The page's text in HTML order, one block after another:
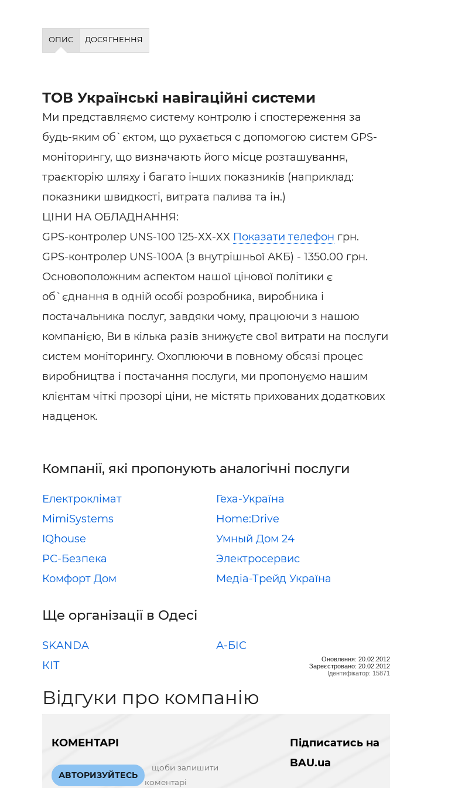
ОПИС ДОСЯГНЕННЯ
ТОВ Українські навігаційні системи
Ми представляємо систему контролю і спостереження за
будь-яким об`єктом, що рухається c допомогою систем GPS-
моніторингу, що визначають його місце розташування,
траєкторію шляху і багато інших показників (наприклад:
показники швидкості, витрата палива та ін.)
ЦІНИ НА ОБЛАДНАННЯ:
GPS-контролер UNS-100 125-XX-XX Показати телефон грн.
GPS-контролер UNS-100А (з внутрішньої АКБ) - 1350.00 грн.
Основоположним аспектом нашої цінової політики є
об`єднання в одній особі розробника, виробника і
постачальника послуг, завдяки чому, працюючи з нашою
компанією, Ви в кілька разів знижуєте свої витрати на послуги
систем моніторингу. Охоплюючи в повному обсязі процес
виробництва і постачання послуги, ми пропонуємо нашим
клієнтам чіткі прозорі ціни, не містять прихованих додаткових
надценок.
Компанії, які пропонують аналогічні послуги
Електроклімат
Геха-Україна
MimiSystems
Home:Drive
IQhouse
Умный Дом 24
РС-Безпека
Электросервис
Комфорт Дом
Медіа-Трейд Україна
Ще організації в Одесі
SKANDA
А-БІС
КІТ
Оновлення: 20.02.2012
Зареєстровано: 20.02.2012
Ідентифікатор: 15871
Відгуки про компанію
КОМЕНТАРІ
АВТОРИЗУЙТЕСЬ
щоби залишити
коментарі
Підписатись на
BAU.ua